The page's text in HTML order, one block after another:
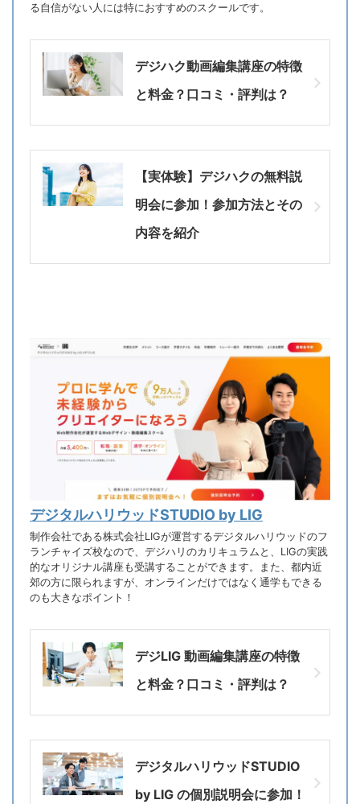
る自信がない人には特におすすめのスクールです。
デジハク動画編集講座の特徴
と料金？口コミ・評判は？
【実体験】デジハクの無料説
明会に参加！参加方法とその
内容を紹介
デジタルハリウッドSTUDIO by LIG
制作会社である株式会社LIGが運営するデジタルハリウッドのフ
ランチャイズ校なので、デジハリのカリキュラムと、LIGの実践
的なオリジナル講座も受講することができます。また、都内近
郊の方に限られますが、オンラインだけではなく通学もできる
のも大きなポイント！
デジLIG 動画編集講座の特徴
と料金？口コミ・評判は？
デジタルハリウッドSTUDIO
by LIG の個別説明会に参加！